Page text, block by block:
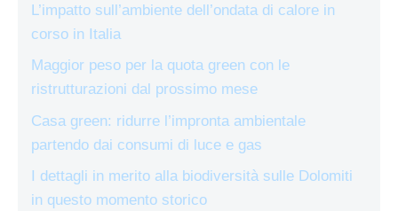
L’impatto sull’ambiente dell’ondata di calore in
corso in Italia
Maggior peso per la quota green con le
ristrutturazioni dal prossimo mese
Casa green: ridurre l’impronta ambientale
partendo dai consumi di luce e gas
I dettagli in merito alla biodiversità sulle Dolomiti
in questo momento storico